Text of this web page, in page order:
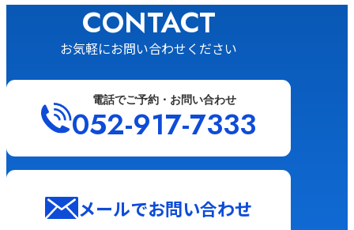
CONTACT
お気軽にお問い合わせください
電話でご予約・お問い合わせ
052-917-7333
メールでお問い合わせ